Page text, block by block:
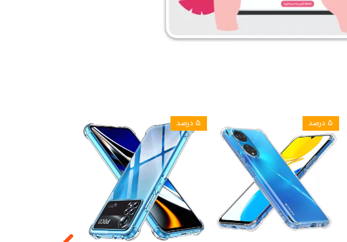
۵ درصد ۵ درصد